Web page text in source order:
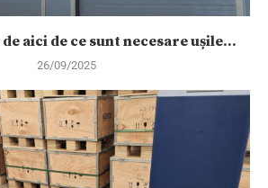
aici de ce sunt necesare ușile...
26/09/2025